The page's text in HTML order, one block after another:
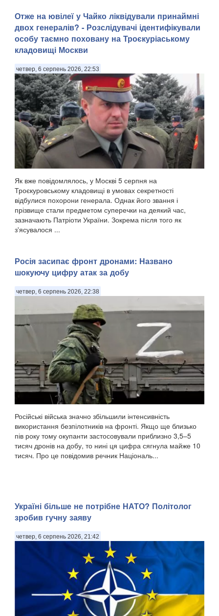
Отже на ювілеї у Чайко ліквідували принаймні
двох генералів? - Розслідувачі ідентифікували
особу таємно поховану на Троєкуріаському
кладовищі Москви
четвер, 6 серпень 2026, 22:53
Як вже повідомлялось, у Москві 5 серпня на
Троєкуровському кладовищі в умовах секретності
відбулися похорони генерала. Однак його звання і
прізвище стали предметом суперечки на деякий час,
зазначають Патріоти України. Зокрема після того як
з'ясувалося ...
Росія засипає фронт дронами: Названо
шокуючу цифру атак за добу
четвер, 6 серпень 2026, 22:38
Російські війська значно збільшили інтенсивність
використання безпілотників на фронті. Якщо ще близько
пів року тому окупанти застосовували приблизно 3,5–5
тисяч дронів на добу, то нині ця цифра сягнула майже 10
тисяч. Про це повідомив речник Національ...
Україні більше не потрібне НАТО? Політолог
зробив гучну заяву
четвер, 6 серпень 2026, 21:42